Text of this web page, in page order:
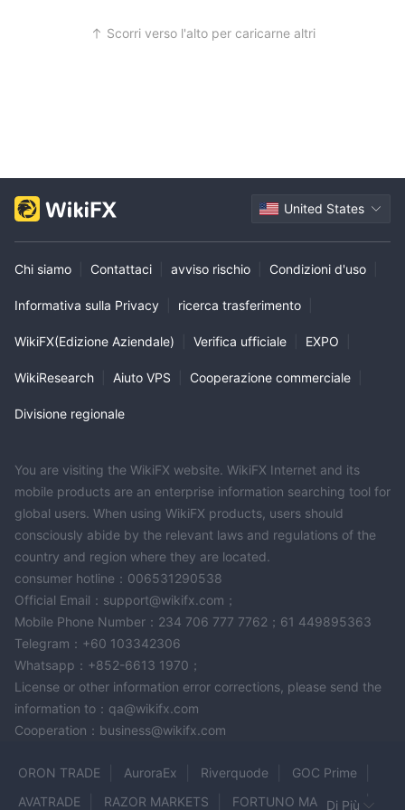
Scorri verso l'alto per caricarne altri
United States
Chi siamo Contattaci avviso rischio Condizioni d'uso
Informativa sulla Privacy ricerca trasferimento
WikiFX(Edizione Aziendale) Verifica ufficiale EXPO
WikiResearch Aiuto VPS Cooperazione commerciale
Divisione regionale
You are visiting the WikiFX website. WikiFX Internet and its
mobile products are an enterprise information searching tool for
global users. When using WikiFX products, users should
consciously abide by the relevant laws and regulations of the
country and region where they are located.
consumer hotline：006531290538
Official Email：support@wikifx.com；
Mobile Phone Number：234 706 777 7762；61 449895363
Telegram：+60 103342306
Whatsapp：+852-6613 1970；
License or other information error corrections, please send the
information to：qa@wikifx.com
Cooperation：business@wikifx.com
ORON TRADE AuroraEx Riverquode
GOC Prime
AVATRADE
RAZOR MARKETS FORTUNO MARKETS
Di Più